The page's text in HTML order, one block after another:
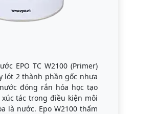
EPO TC W2100 (Primer)
lót 2 thành phần gốc nhựa
đóng rắn hóa học tạo
tác trong điều kiện môi
là nước. Epo W2100 thẩm